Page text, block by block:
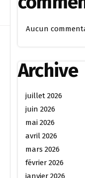
Aucun
Archive
juillet 2026
juin 2026
mai 2026
avril 2026
mars 2026
février 2026
janvier 2026